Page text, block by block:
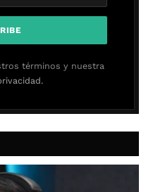
términos y nuestra